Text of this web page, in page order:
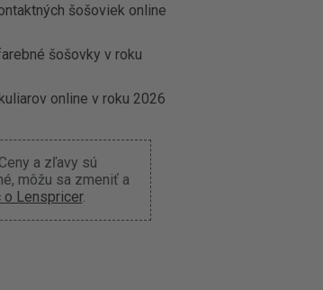
šošoviek online
šošovky v roku
online v roku 2026
a zľavy sú
môžu sa zmeniť a
o Lenspricer.